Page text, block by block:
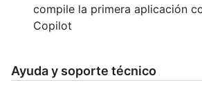
compile la primera aplicación
Copilot
Ayuda y soporte técnico